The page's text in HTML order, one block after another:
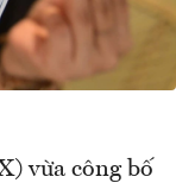
vừa công bố